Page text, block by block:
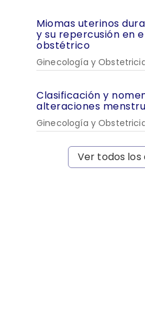
Miomas uterinos
y su repercusión en
obstétrico
Ginecología y
Clasificación y
alteraciones
Ginecología y
Ver todos